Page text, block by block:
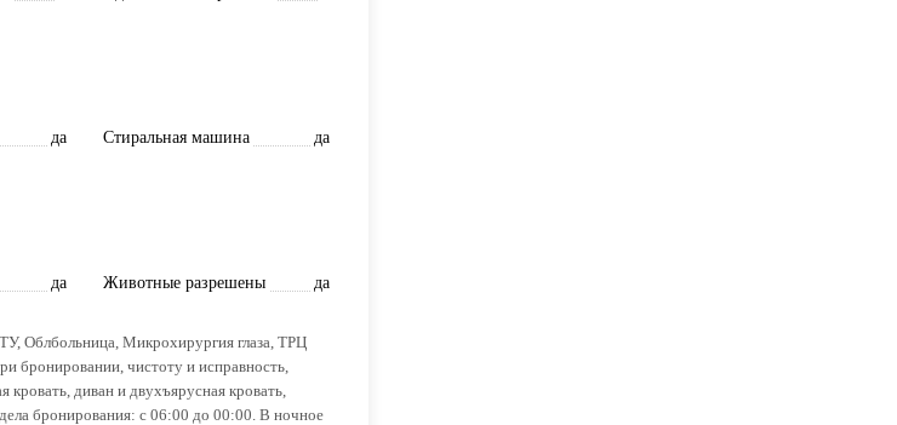
да Стиральная машина
да
да Животные разрешены да
Облбольница, Микрохирургия глаза, ТРЦ
бронировании, чистоту и исправность,
диван и двухъярусная кровать,
бронирования: с 06:00 до 00:00. В ночное